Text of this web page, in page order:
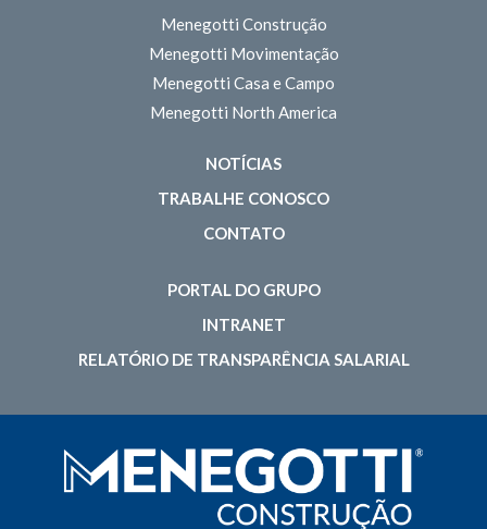
Menegotti Construção
Menegotti Movimentação
Menegotti Casa e Campo
Menegotti North America
NOTÍCIAS
TRABALHE CONOSCO
CONTATO
PORTAL DO GRUPO
INTRANET
RELATÓRIO DE TRANSPARÊNCIA SALARIAL